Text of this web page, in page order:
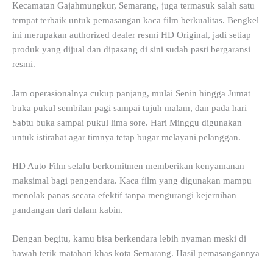
Kecamatan Gajahmungkur, Semarang, juga termasuk salah satu
tempat terbaik untuk pemasangan kaca film berkualitas. Bengkel
ini merupakan authorized dealer resmi HD Original, jadi setiap
produk yang dijual dan dipasang di sini sudah pasti bergaransi
resmi.
Jam operasionalnya cukup panjang, mulai Senin hingga Jumat
buka pukul sembilan pagi sampai tujuh malam, dan pada hari
Sabtu buka sampai pukul lima sore. Hari Minggu digunakan
untuk istirahat agar timnya tetap bugar melayani pelanggan.
HD Auto Film selalu berkomitmen memberikan kenyamanan
maksimal bagi pengendara. Kaca film yang digunakan mampu
menolak panas secara efektif tanpa mengurangi kejernihan
pandangan dari dalam kabin.
Dengan begitu, kamu bisa berkendara lebih nyaman meski di
bawah terik matahari khas kota Semarang. Hasil pemasangannya